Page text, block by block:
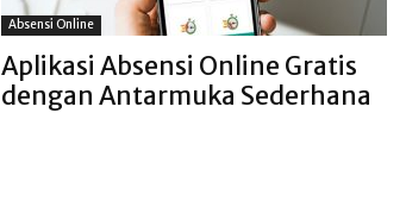
Absensi Online
Aplikasi Absensi Online Gratis
dengan Antarmuka Sederhana